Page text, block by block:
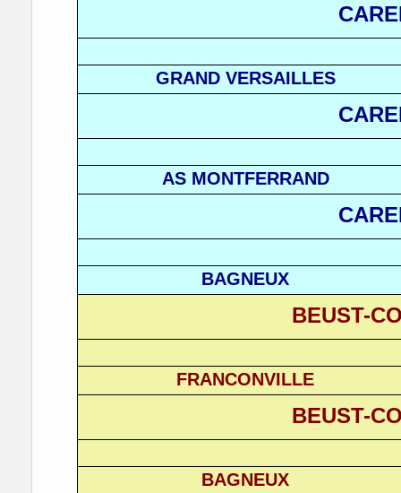
GRAND VERSAILLES
AS MONTFERRAND
BAGNEUX
BEUST-
FRANCONVILLE
BEUST-
BAGNEUX